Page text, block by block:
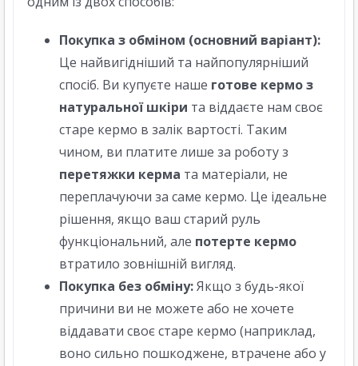
Покупка з обміном (основний варіант):
Це найвигідніший та найпопулярніший
спосіб. Ви купуєте наше готове кермо з
натуральної шкіри та віддаєте нам своє
старе кермо в залік вартості. Таким
чином, ви платите лише за роботу з
перетяжки керма та матеріали, не
переплачуючи за саме кермо. Це ідеальне
рішення, якщо ваш старий руль
функціональний, але потерте кермо
втратило зовнішній вигляд.
Покупка без обміну:Якщо з будь-якої
причини ви не можете або не хочете
віддавати своє старе кермо (наприклад,
воно сильно пошкоджене, втрачене або у